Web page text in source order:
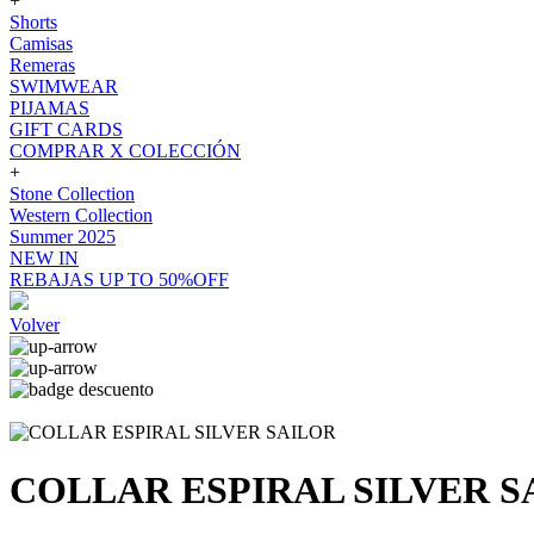
Shorts
Camisas
Remeras
SWIMWEAR
PIJAMAS
GIFT CARDS
COMPRAR X COLECCIÓN
+
Stone Collection
Western Collection
Summer 2025
NEW IN
REBAJAS UP TO 50%OFF
Volver
COLLAR ESPIRAL SILVER